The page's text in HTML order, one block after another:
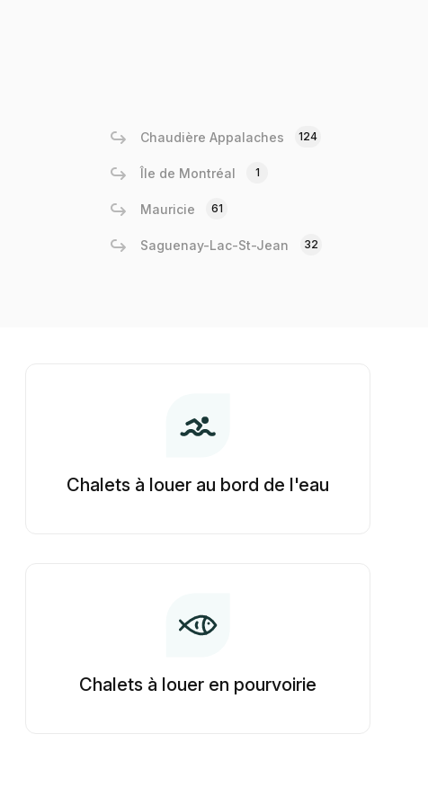
Chaudière Appalaches 124
Île de Montréal 1
Mauricie 61
Saguenay-Lac-St-Jean 32
Chalets à louer au bord de l'eau
Chalets à louer en pourvoirie